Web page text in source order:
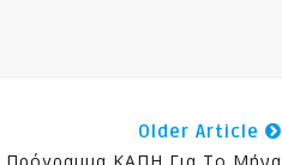
Older Article